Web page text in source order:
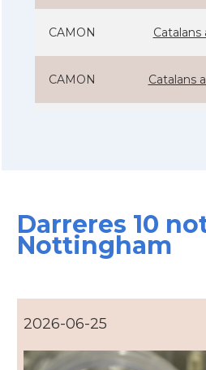
CAMON Catalans
CAMON Catalans
CAMON Catalans
CAMON
CAMON
Darreres 10
Nottingham
2026-06-25